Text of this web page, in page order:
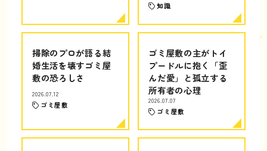
知識
掃除のプロが語る結
婚生活を壊すゴミ屋
敷の恐ろしさ
2026.07.12
ゴミ屋敷
ゴミ屋敷の主がトイ
プードルに抱く「歪
んだ愛」と孤立する
所有者の心理
2026.07.07
ゴミ屋敷